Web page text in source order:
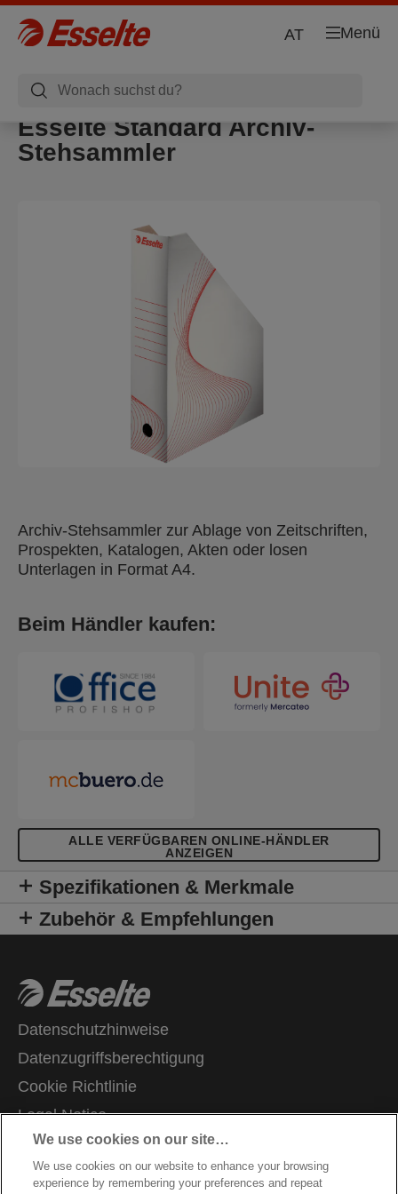
Menü
AT
Esselte Standard Archiv-
Stehsammler
Archiv-Stehsammler zur Ablage von Zeitschriften,
Prospekten, Katalogen, Akten oder losen
Unterlagen in Format A4.
Beim Händler kaufen:
ALLE VERFÜGBAREN ONLINE-HÄNDLER
ANZEIGEN
Spezifikationen & Merkmale
Zubehör & Empfehlungen
Datenschutzhinweise
Datenzugriffsberechtigung
Cookie Richtlinie
Legal Notice
Impressum
Kundenservice
We use cookies on our site…
We use cookies on our website to enhance your browsing
experience by remembering your preferences and repeat